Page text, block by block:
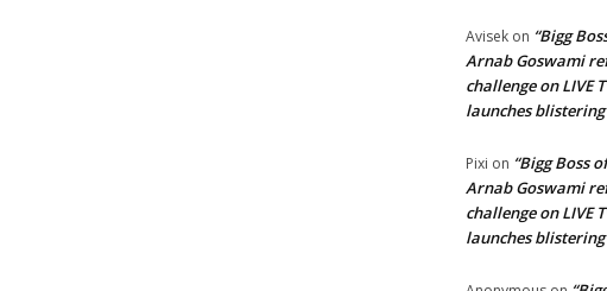
Avisek on “Bigg
Arnab Goswami
challenge on LIVE
launches
Pixi on “Bigg Boss
Arnab Goswami
challenge on LIVE
launches